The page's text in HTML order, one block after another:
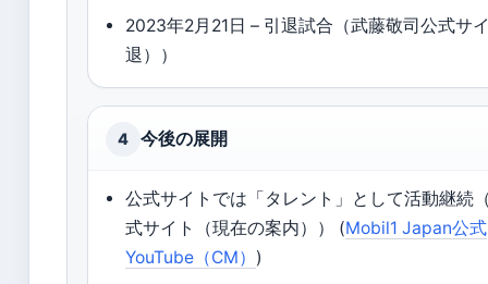
2023年2月21日 – 引退試合（武藤敬司公式サ
退））
4 今後の展開
公式サイトでは「タレント」として活動継続
式サイト（現在の案内）） (Mobil1 Japan公式
YouTube（CM） )